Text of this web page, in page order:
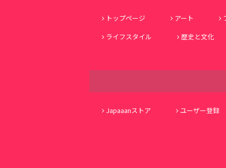
トップページ
アート
ライフスタイル
歴史と文化
Japaaanストア ユーザー登録